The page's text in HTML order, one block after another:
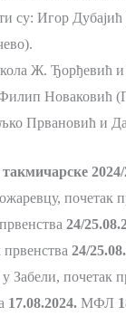
су: Игор
Ж.
Новаковић
Првановић и
2024/
почетак
24/
24/
Забели, почетак
17.08.2024. МФЛ